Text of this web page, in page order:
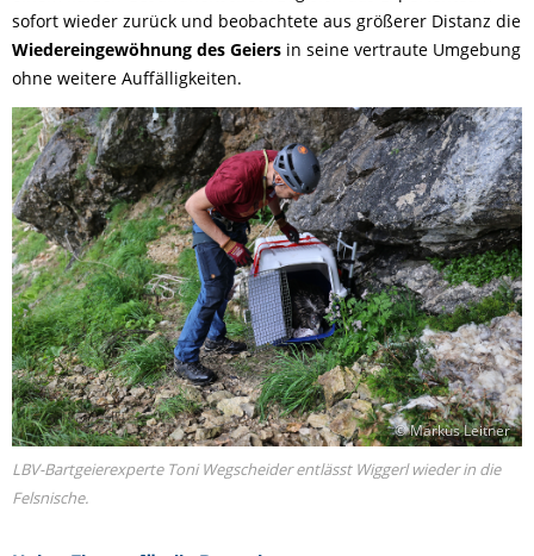
sofort wieder zurück und beobachtete aus größerer Distanz die
Wiedereingewöhnung des Geiers in seine vertraute Umgebung
ohne weitere Auffälligkeiten.
© Markus Leitner
LBV-Bartgeierexperte Toni Wegscheider entlässt Wiggerl wieder in die
Felsnische.